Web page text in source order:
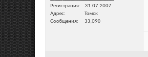
Регистрация
31.07.2007
Адрес
Томск
Сообщения
33,090